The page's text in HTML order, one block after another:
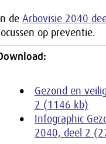
In de Arbovisie 2040
op preventie.
Gezond en
2 (1146 kb)
Infographic
2040, deel 2